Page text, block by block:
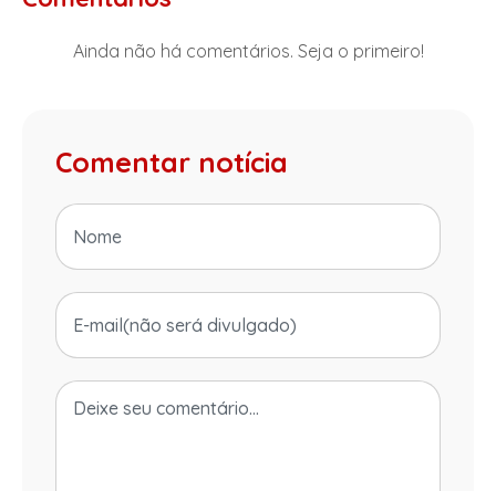
Ainda não há comentários. Seja o primeiro!
Comentar notícia